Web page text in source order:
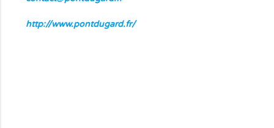
http://www.pontdugard.fr/